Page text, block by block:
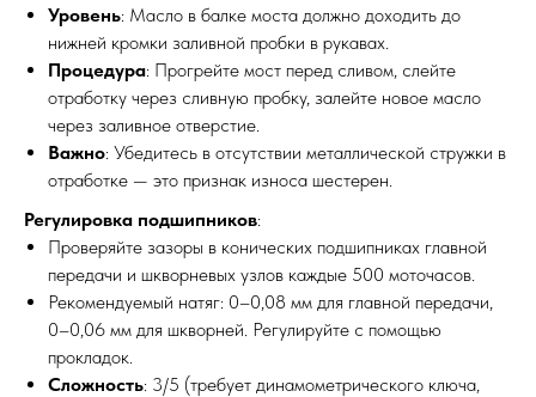
Уровень: Масло в балке моста должно доходить до
нижней кромки заливной пробки в рукавах.
Процедура: Прогрейте мост перед сливом, слейте
отработку через сливную пробку, залейте новое масло
через заливное отверстие.
Важно: Убедитесь в отсутствии металлической стружки в
отработке — это признак износа шестерен.
Регулировка подшипников:
Проверяйте зазоры в конических подшипниках главной
передачи и шкворневых узлов каждые 500 моточасов.
Рекомендуемый натяг: 0–0,08 мм для главной передачи,
0–0,06 мм для шкворней. Регулируйте с помощью
прокладок.
Сложность: 3/5 (требует динамометрического ключа,
?